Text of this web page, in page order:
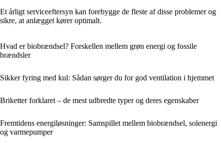
Et årligt serviceeftersyn kan forebygge de fleste af disse problemer og
sikre, at anlægget kører optimalt.
Hvad er biobrændsel? Forskellen mellem grøn energi og fossile
brændsler
Sikker fyring med kul: Sådan sørger du for god ventilation i hjemmet
Briketter forklaret – de mest udbredte typer og deres egenskaber
Fremtidens energiløsninger: Samspillet mellem biobrændsel, solenergi
og varmepumper